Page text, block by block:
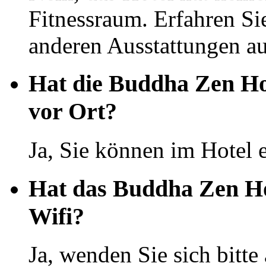
Fitnessraum. Erfahren
anderen Ausstattungen
Hat die Buddha Zen
vor Ort?
Ja, Sie können im Hotel
Hat das Buddha Zen
Wifi?
Ja, wenden Sie sich